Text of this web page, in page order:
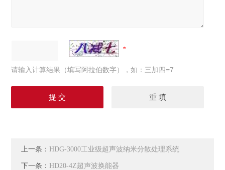
请输入计算结果（填写阿拉伯数字），如：三加四=7
上一条： HDG-3000工业级超声波纳米分散处理系统
下一条： HD20-4Z超声波换能器